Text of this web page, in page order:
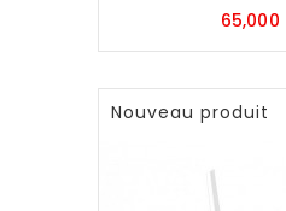
65,000
Nouveau produit